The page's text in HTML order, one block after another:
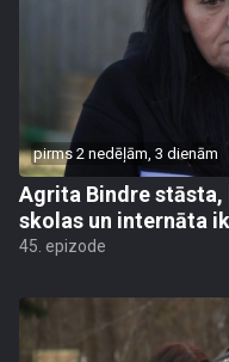
pirms 2 nedēļām, 3 dienām
Agrita Bindre
skolas un internāta
45. epizode